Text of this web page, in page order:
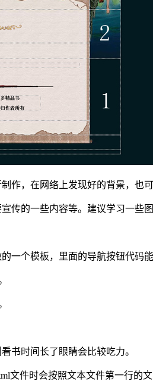
作，在网络上发现好的背景，也可
传的一些内容等。建议学习一些
一个模板，里面的导航按钮代码
书时间长了眼睛会比较吃力。
文件时会按照文本文件第一行的